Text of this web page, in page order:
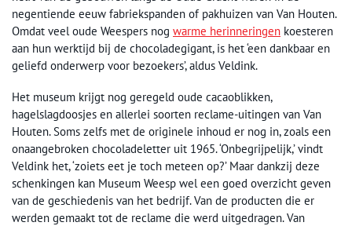
negentiende eeuw fabriekspanden of pakhuizen van Van Houten.
Omdat veel oude Weespers nog warme herinneringen koesteren
aan hun werktijd bij de chocoladegigant, is het ‘een dankbaar en
geliefd onderwerp voor bezoekers’, aldus Veldink.
Het museum krijgt nog geregeld oude cacaoblikken,
hagelslagdoosjes en allerlei soorten reclame-uitingen van Van
Houten. Soms zelfs met de originele inhoud er nog in, zoals een
onaangebroken chocoladeletter uit 1965. ‘Onbegrijpelijk,’ vindt
Veldink het, ‘zoiets eet je toch meteen op?’ Maar dankzij deze
schenkingen kan Museum Weesp wel een goed overzicht geven
van de geschiedenis van het bedrijf. Van de producten die er
werden gemaakt tot de reclame die werd uitgedragen. Van